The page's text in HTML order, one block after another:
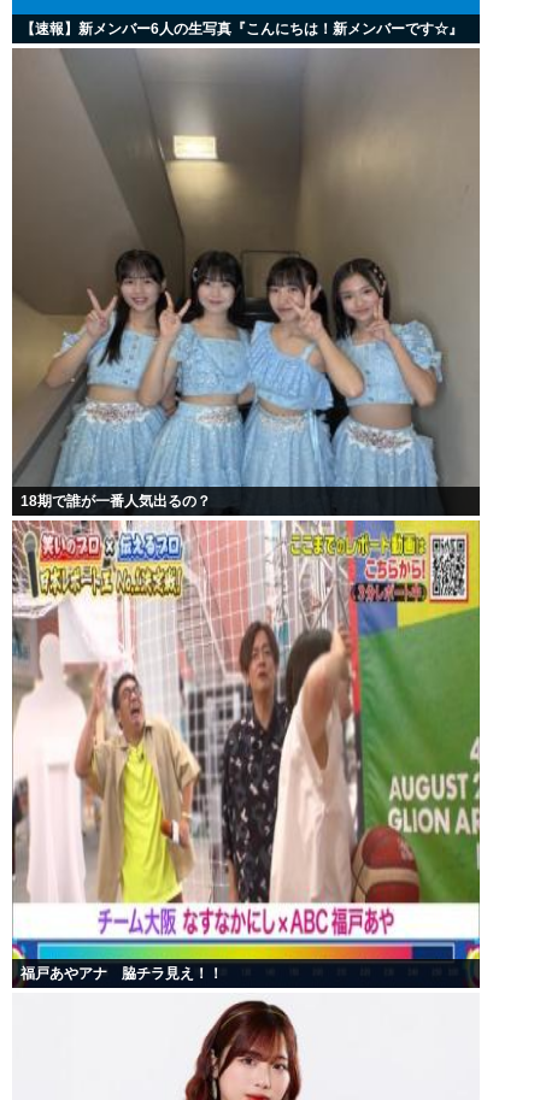
【速報】新メンバー6人の生写真『こんにちは！新メンバーです☆』
18期で誰が一番人気出るの？
福戸あやアナ 脇チラ見え！！